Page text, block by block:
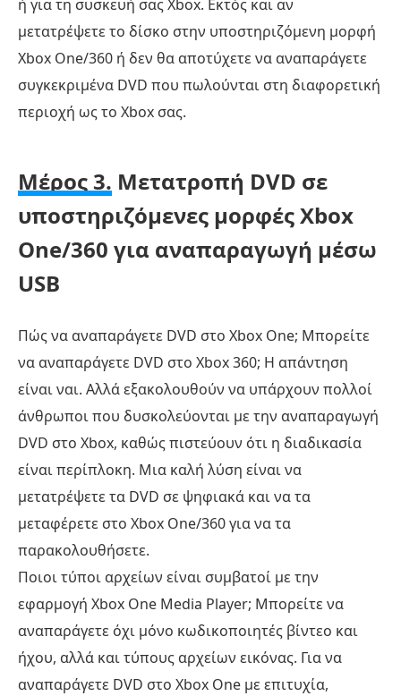
ή για τη συσκευή σας Xbox. Εκτός και αν
μετατρέψετε το δίσκο στην υποστηριζόμενη μορφή
Xbox One/360 ή δεν θα αποτύχετε να αναπαράγετε
συγκεκριμένα DVD που πωλούνται στη διαφορετική
περιοχή ως το Xbox σας.
Μέρος 3. Μετατροπή DVD σε
υποστηριζόμενες μορφές Xbox
One/360 για αναπαραγωγή μέσω
USB
Πώς να αναπαράγετε DVD στο Xbox One; Μπορείτε
να αναπαράγετε DVD στο Xbox 360; Η απάντηση
είναι ναι. Αλλά εξακολουθούν να υπάρχουν πολλοί
άνθρωποι που δυσκολεύονται με την αναπαραγωγή
DVD στο Xbox, καθώς πιστεύουν ότι η διαδικασία
είναι περίπλοκη. Μια καλή λύση είναι να
μετατρέψετε τα DVD σε ψηφιακά και να τα
μεταφέρετε στο Xbox One/360 για να τα
παρακολουθήσετε.
Ποιοι τύποι αρχείων είναι συμβατοί με την
εφαρμογή Xbox One Media Player; Μπορείτε να
αναπαράγετε όχι μόνο κωδικοποιητές βίντεο και
ήχου, αλλά και τύπους αρχείων εικόνας. Για να
αναπαράγετε DVD στο Xbox One με επιτυχία,